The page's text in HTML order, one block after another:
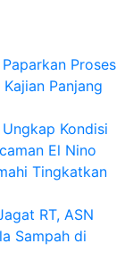
Proses
Panjang
Kondisi
El Nino
Tingkatkan
RT, ASN
Sampah di